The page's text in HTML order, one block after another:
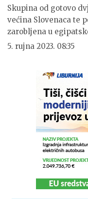
Skupina od gotovo
većina Slovenaca te
zarobljena u
5. rujna 2023. 08:35